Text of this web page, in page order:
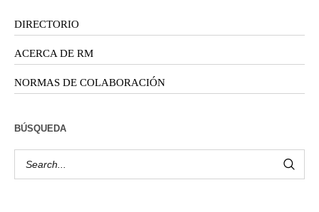
DIRECTORIO
ACERCA DE RM
NORMAS DE COLABORACIÓN
BÚSQUEDA